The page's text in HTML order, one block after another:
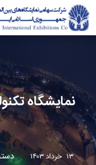
نمایشگاه
۱۳ خرداد ۱۴۰۳